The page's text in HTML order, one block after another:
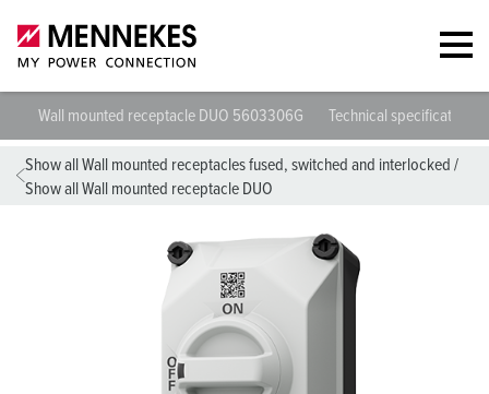
Wall mounted receptacle DUO 5603306G Technical specifications
Show all Wall mounted receptacles fused, switched and interlocked /
Show all Wall mounted receptacle DUO